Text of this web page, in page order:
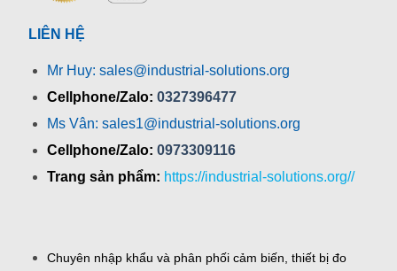
LIÊN HỆ
Mr Huy: sales@industrial-solutions.org
Cellphone/Zalo: 0327396477
Ms Vân: sales1@industrial-solutions.org
Cellphone/Zalo: 0973309116
Trang sản phẩm: https://industrial-solutions.org//
Chuyên nhập khẩu và phân phối cảm biến, thiết bị đo